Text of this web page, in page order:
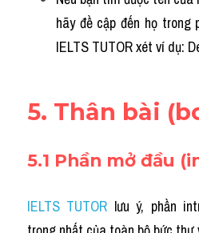
hãy đề cập đến họ trong
IELTS TUTOR xét ví dụ:
5. Thân bài
5.1 Phần mở đầu
IELTS TUTOR lưu ý, phần